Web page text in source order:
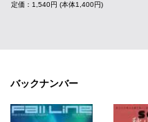
定価：1,540円 (本体1,400円)
バックナンバー